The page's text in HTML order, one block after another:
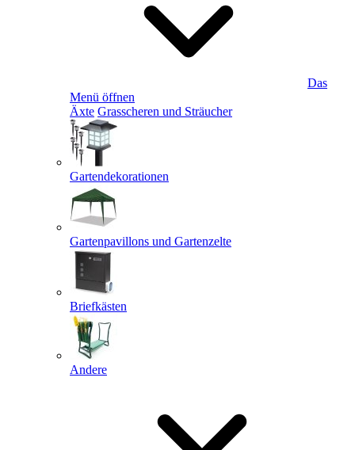
Das
Menü öffnen
Äxte Grasscheren und Sträucher
Gartendekorationen
Gartenpavillons und Gartenzelte
Briefkästen
Andere